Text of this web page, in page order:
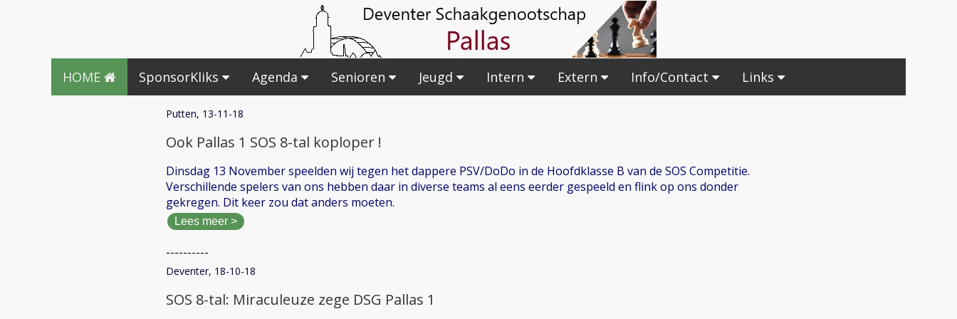
HOME SponsorKliks Agenda Senioren Jeugd Intern Extern Info/Contact Links
Putten, 13-11-18
Ook Pallas 1 SOS 8-tal koploper !
Dinsdag 13 November speelden wij tegen het dappere PSV/DoDo in de Hoofdklasse B van de SOS Competitie.
Verschillende spelers van ons hebben daar in diverse teams al eens eerder gespeeld en flink op ons donder
gekregen. Dit keer zou dat anders moeten.
Lees meer >
----------
Deventer, 18-10-18
SOS 8-tal: Miraculeuze zege DSG Pallas 1